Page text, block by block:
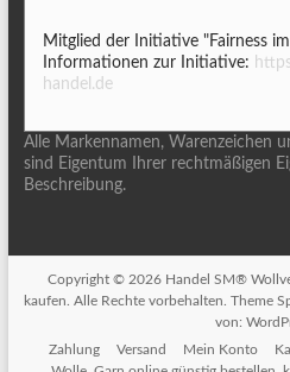
Mitglied der Initiative "Fairness
Informationen zur Initiative:
handel.de
Alle Markennamen, Warenzeichen
sind Eigentum Ihrer rechtmäßigen
Beschreibung.
Copyright © 2026 Handel SM®
kaufen . Alle Rechte vorbehalten. Theme
von:
Zahlung
Versand Mein Konto